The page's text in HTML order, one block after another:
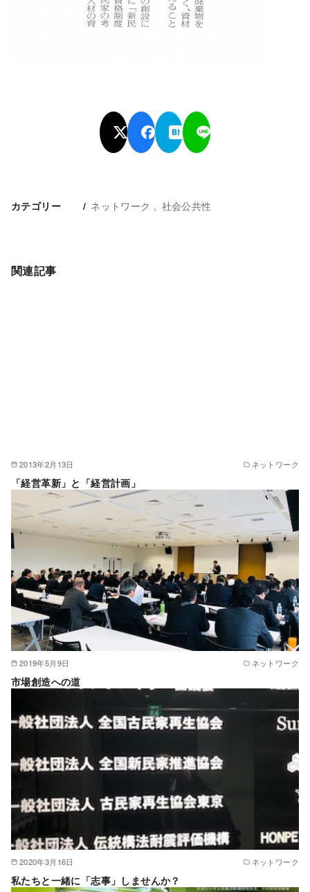
カテゴリー ネットワーク 社会公共性
関連記事
2013年2月13日 ネットワーク
「経営革新」と「経営計画」
2019年5月9日 ネットワーク
市場創造への道
2020年3月16日 ネットワーク
私たちと一緒に「志事」しませんか？